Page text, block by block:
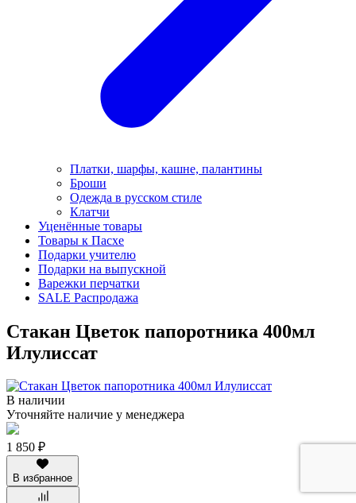
Платки, шарфы, кашне, палантины
Броши
Одежда в русском стиле
Клатчи
Уценённые товары
Товары к Пасхе
Подарки учителю
Подарки на выпускной
Варежки перчатки
SALE Распродажа
Стакан Цветок папоротника 400мл
Илулиссат
В наличии
Уточняйте наличие у менеджера
1 850 ₽
В избранное